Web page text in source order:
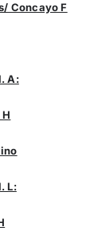
Concayo F
A:
L: